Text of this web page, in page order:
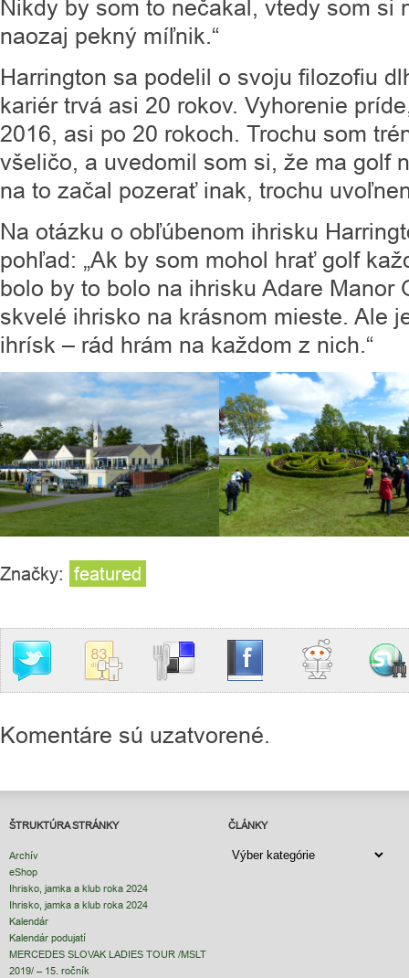
Nikdy by som to nečakal, vtedy som si
naozaj pekný míľnik.“
Harrington sa podelil o svoju filozofiu
kariér trvá asi 20 rokov. Vyhorenie
2016, asi po 20 rokoch. Trochu som
všeličo, a uvedomil som si, že ma golf
na to začal pozerať inak, trochu
Na otázku o obľúbenom ihrisku
pohľad: „Ak by som mohol hrať golf
bolo by to bolo na ihrisku Adare Manor
skvelé ihrisko na krásnom mieste. Ale
ihrísk – rád hrám na každom z nich.“
Značky: featured
Komentáre sú uzatvorené.
ŠTRUKTÚRA STRÁNKY
Archív
eShop
Ihrisko, jamka a klub roka 2024
Ihrisko, jamka a klub roka 2024
Kalendár
Kalendár podujatí
MERCEDES SLOVAK LADIES TOUR /MSLT
2019/ – 15. ročník
ČLÁNKY
ČLÁNKY